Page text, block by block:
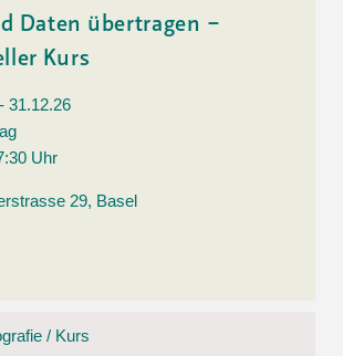
Daten übertragen –
Kurs
31.12.26
Uhr
29, Basel
/ Kurs